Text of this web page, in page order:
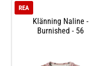
halsringning - Ärmar: L
Klänning Naline -
Burnished - 56
REA